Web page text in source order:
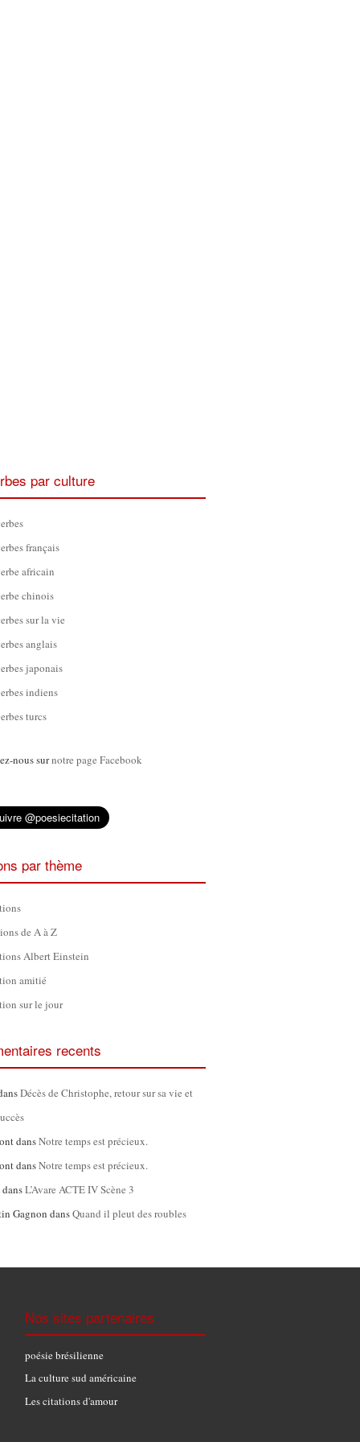
par culture
français
africain
chinois
sur la vie
anglais
japonais
indiens
turcs
nous surnotre page Facebook
par thème
de A à Z
Albert Einstein
amitié
sur le jour
recents
Décès de Christophe, retour sur sa vie et
dansNotre temps est précieux.
dansNotre temps est précieux.
dansL’Avare ACTE IV Scène 3
Gagnon dansQuand il pleut des roubles
Nos sites partenaires
poésie brésilienne
La culture sud américaine
Les citations d'amour